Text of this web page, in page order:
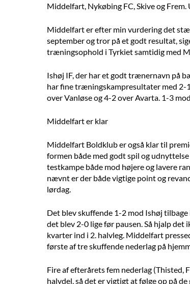
Middelfart, Nykøbing FC, Skive og
Middelfart er efter min vurdering det
september og tror på et godt resultat,
træningsophold i Tyrkiet samtidig med
Ishøj IF, der har et godt trænernavn på
har fine træningskampresultater med 2-
over Vanløse og 4-2 over Avarta. 1-3
Middelfart er klar
Middelfart Boldklub er også klar til
formen både med godt spil og
testkampe både mod højere og lavere
nævnt er der både vigtige point og
lørdag.
Det blev skuffende 1-2 mod Ishøj
det blev 2-0 lige før pausen. Så hjalp det
kvarter ind i 2. halvleg. Middelfart
første af tre skuffende nederlag på
Fire af efterårets fem nederlag (Thisted,
halvdel, så det er vigtigt at følge op på